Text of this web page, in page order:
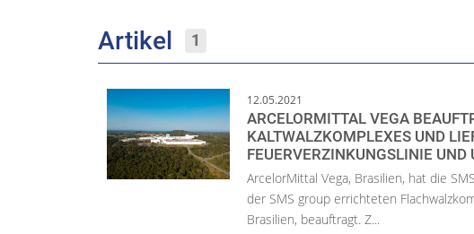
Artikel 1
12.05.2021
ARCELORMITTAL VEGA
KALTWALZKOMPLEXES UND
FEUERVERZINKUNGSLINIE
ArcelorMittal Vega, Brasilien, hat die
der SMS group errichteten
Brasilien, beauftragt. Z...